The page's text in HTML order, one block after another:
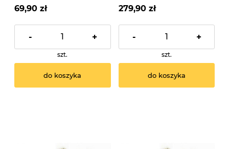
69,90 zł
- +
szt.
do koszyka
279,90 zł
- +
szt.
do koszyka